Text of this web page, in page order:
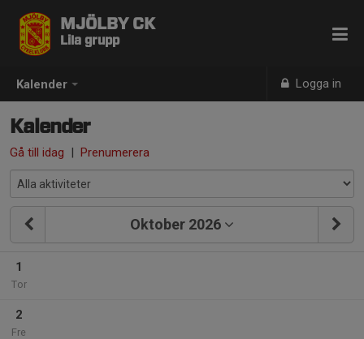
Kalender Logga in
MJÖLBY CK
Lila grupp
Kalender
Gå till idag | Prenumerera
Oktober 2026
1
Tor
2
Fre